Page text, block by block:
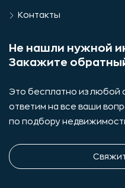
Контакты
Не нашли нужной
Закажите
Это бесплатно из любой
ответим на все ваши
по подбору